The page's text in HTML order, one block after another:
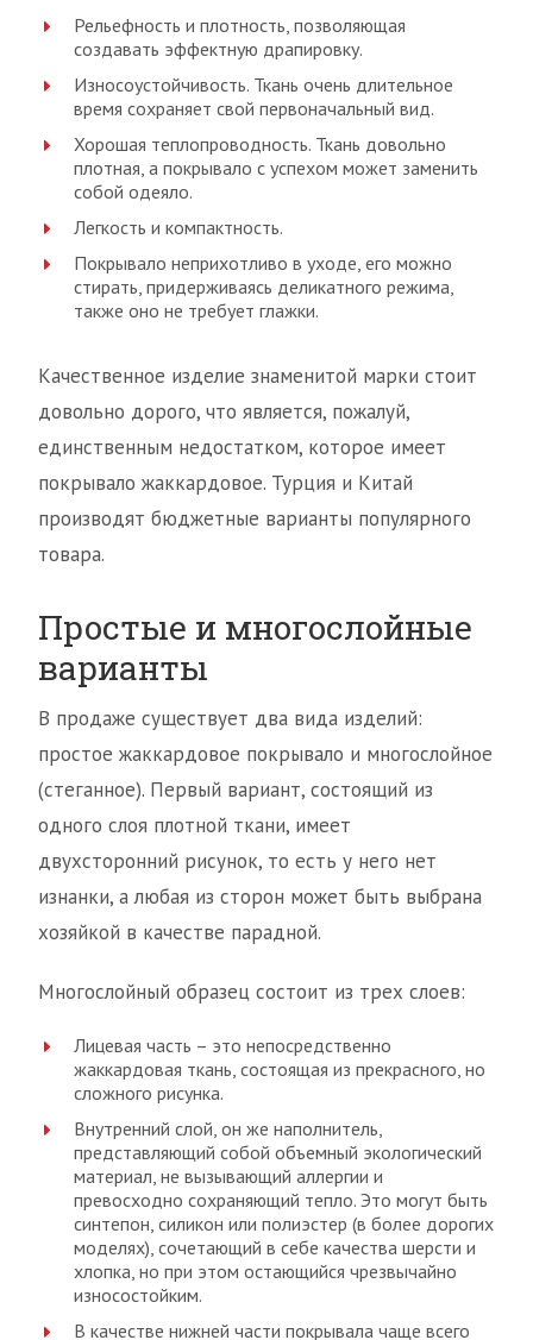
Рельефность и плотность, позволяющая
создавать эффектную драпировку.
Износоустойчивость. Ткань очень длительное
время сохраняет свой первоначальный вид.
Хорошая теплопроводность. Ткань довольно
плотная, а покрывало с успехом может заменить
собой одеяло.
Легкость и компактность.
Покрывало неприхотливо в уходе, его можно
стирать, придерживаясь деликатного режима,
также оно не требует глажки.
Качественное изделие знаменитой марки стоит
довольно дорого, что является, пожалуй,
единственным недостатком, которое имеет
покрывало жаккардовое. Турция и Китай
производят бюджетные варианты популярного
товара.
Простые и многослойные
варианты
В продаже существует два вида изделий:
простое жаккардовое покрывало и многослойное
(стеганное). Первый вариант, состоящий из
одного слоя плотной ткани, имеет
двухсторонний рисунок, то есть у него нет
изнанки, а любая из сторон может быть выбрана
хозяйкой в качестве парадной.
Многослойный образец состоит из трех слоев:
Лицевая часть – это непосредственно
жаккардовая ткань, состоящая из прекрасного, но
сложного рисунка.
Внутренний слой, он же наполнитель,
представляющий собой объемный экологический
материал, не вызывающий аллергии и
превосходно сохраняющий тепло. Это могут быть
синтепон, силикон или полиэстер (в более дорогих
моделях), сочетающий в себе качества шерсти и
хлопка, но при этом остающийся чрезвычайно
износостойким.
В качестве нижней части покрывала чаще всего